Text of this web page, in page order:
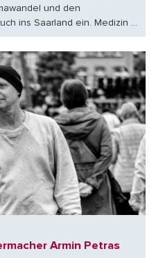
und den
ins Saarland ein. Medizin ...
Armin Petras